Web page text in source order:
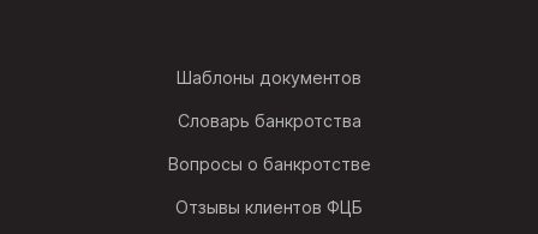
Шаблоны документов
Словарь банкротства
Вопросы о банкротстве
Отзывы клиентов ФЦБ